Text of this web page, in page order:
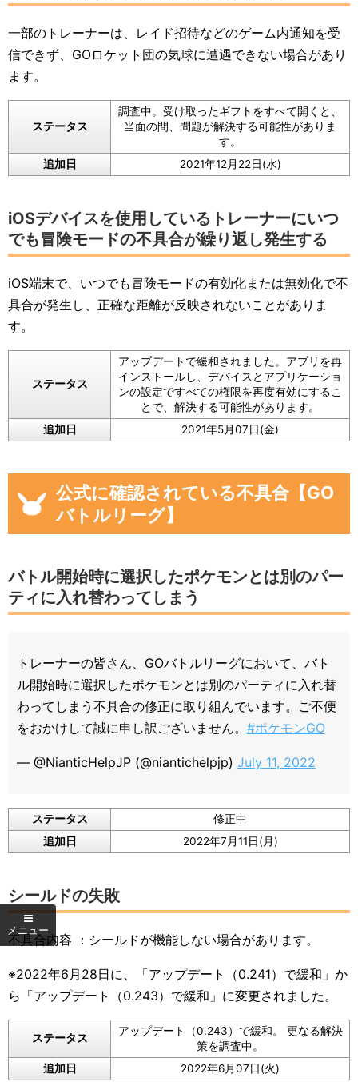
一部のトレーナーは、レイド招待などのゲーム内通知を受
信できず、GOロケット団の気球に遭遇できない場合があり
ます。
ステータス
調査中。受け取ったギフトをすべて開くと、
当面の間、問題が解決する可能性がありま
す。
追加日
2021年12月22日(水)
iOSデバイスを使用しているトレーナーにいつ
でも冒険モードの不具合が繰り返し発生する
iOS端末で、いつでも冒険モードの有効化または無効化で不
具合が発生し、正確な距離が反映されないことがありま
す。
ステータス
アップデートで緩和されました。アプリを再
インストールし、デバイスとアプリケーショ
ンの設定ですべての権限を再度有効にするこ
とで、解決する可能性があります。
追加日
2021年5月07日(金)
公式に確認されている不具合【GO
バトルリーグ】
バトル開始時に選択したポケモンとは別のパー
ティに入れ替わってしまう
トレーナーの皆さん、GOバトルリーグにおいて、バト
ル開始時に選択したポケモンとは別のパーティに入れ替
わってしまう不具合の修正に取り組んでいます。ご不便
をおかけして誠に申し訳ございません。 #ポケモンGO
— @NianticHelpJP (@niantichelpjp) July 11, 2022
ステータス
修正中
追加日
2022年7月11日(月)
シールドの失敗
不具合内容 ：シールドが機能しない場合があります。
※2022年6月28日に、「アップデート（0.241）で緩和」か
ら「アップデート（0.243）で緩和」に変更されました。
ステータス
アップデート（0.243）で緩和。 更なる解決
策を調査中。
追加日
2022年6月07日(火)